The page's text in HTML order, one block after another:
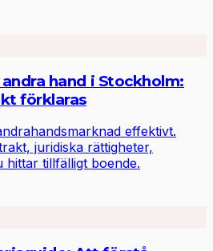
hand i Stockholm:
förklaras
effektivt.
juridiska rättigheter,
tillfälligt boende.